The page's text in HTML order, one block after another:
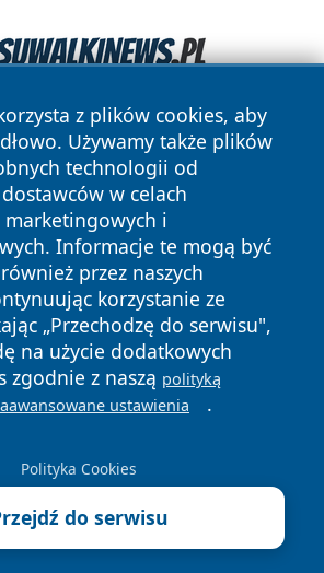
z plików cookies, aby
Używamy także plików
technologii od
w celach
i
Informacje te mogą być
przez naszych
korzystanie ze
„Przechodzę do serwisu",
na użycie dodatkowych
zgodnie z naszą polityką
ustawienia .
Polityka Cookies
do serwisu
Wszystkie prawa
Polityka
Prywatności
Polityka
Cookies